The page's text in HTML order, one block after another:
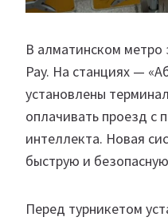
В алматинском метро
Pay. На станциях —
установлены
оплачивать проезд с
интеллекта. Новая
быструю и
Перед турникетом